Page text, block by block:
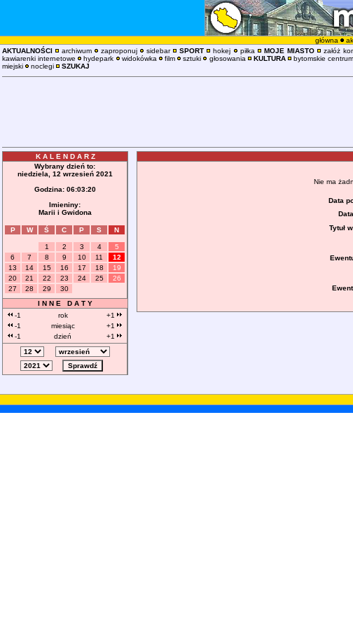
główna
AKTUALNOŚCI
archiwum zaproponuj sidebar SPORT hokej piłka MOJE MIASTO załóż
kawiarenki internetowe
hydepark widokówka film sztuki głosowania KULTURA bytomskie
miejski
noclegi SZUKAJ
K A L E N D A R Z
Wybrany dzień to:
niedziela, 12 wrzesień 2021
Godzina: 06:03:20
Imieniny:
Marii i Gwidona
P W Ś C P S N
1 2 3 4
5
6
7 8 9 10 11
12
13
14 15 16 17 18
19
20
21 22 23 24 25
26
27
28 29
30
I N N E D A T Y
-1
rok
+1
-1
miesiąc
+1
-1
dzień +1
Nie ma
Data
Tytuł